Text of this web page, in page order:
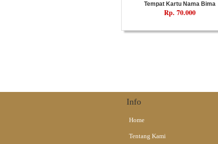
Tempat Kartu Nama Bima
Rp. 70.000
Info
Home
Tentang Kami